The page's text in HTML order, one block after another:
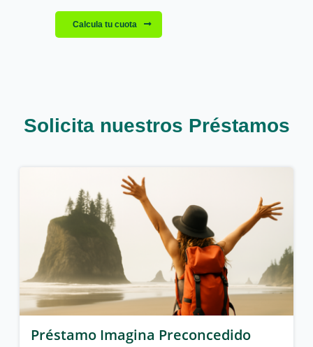
Calcula tu cuota
Solicita nuestros Préstamos
Préstamo Imagina Preconcedido